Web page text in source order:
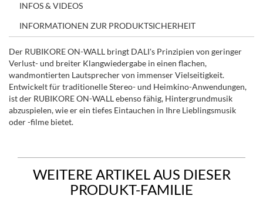
INFOS & VIDEOS
INFORMATIONEN ZUR PRODUKTSICHERHEIT
Der RUBIKORE ON-WALL bringt DALI's Prinzipien von geringer
Verlust- und breiter Klangwiedergabe in einen flachen,
wandmontierten Lautsprecher von immenser Vielseitigkeit.
Entwickelt für traditionelle Stereo- und Heimkino-Anwendungen,
ist der RUBIKORE ON-WALL ebenso fähig, Hintergrundmusik
abzuspielen, wie er ein tiefes Eintauchen in Ihre Lieblingsmusik
oder -filme bietet.
WEITERE ARTIKEL AUS DIESER
PRODUKT-FAMILIE